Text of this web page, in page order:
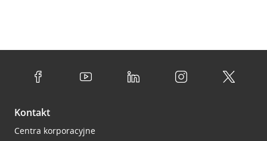
Kontakt
Centra korporacyjne